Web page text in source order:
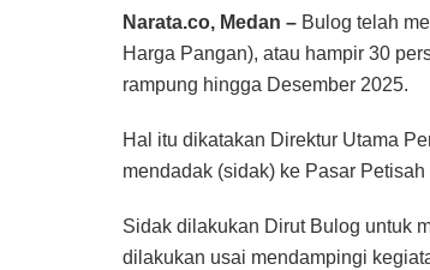
Narata.co, Medan – Bulog telah
Harga Pangan), atau hampir 30
rampung hingga Desember 2025.
Hal itu dikatakan Direktur Utama
mendadak (sidak) ke Pasar
Sidak dilakukan Dirut Bulog untuk
dilakukan usai mendampingi